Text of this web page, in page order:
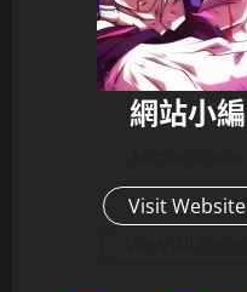
網站小編
Visit Website